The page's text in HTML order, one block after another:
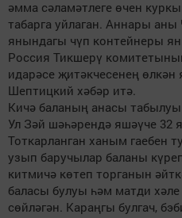
әмма сәламәтлеге өчен
табарга уйлаган. Аннары
янындагы чүп контейнеры
Россия Тикшерү
идарәсе җитәкчесенең
Шептицкий хәбәр итә.
Кичә баланың анасы
Ул Зәй шәһәрендә яшәүче
Тоткарланган ханым гаебен
узып баручылар баланы
китмичә көтеп торганын
баласы булуы һәм матди
сөйләгән. Караңгы булгач,